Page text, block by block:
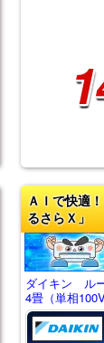
ＡＩで快適
るさらＸ」
ダイキン ル
4畳（単相